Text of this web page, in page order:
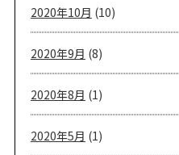
2020年10月 (10)
2020年9月 (8)
2020年8月 (1)
2020年5月 (1)